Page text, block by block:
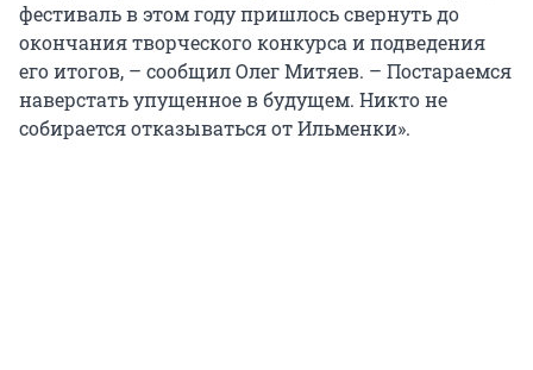
фестиваль в этом году пришлось свернуть до
окончания творческого конкурса и подведения
его итогов, – сообщил Олег Митяев. – Постараемся
наверстать упущенное в будущем. Никто не
собирается отказываться от Ильменки».